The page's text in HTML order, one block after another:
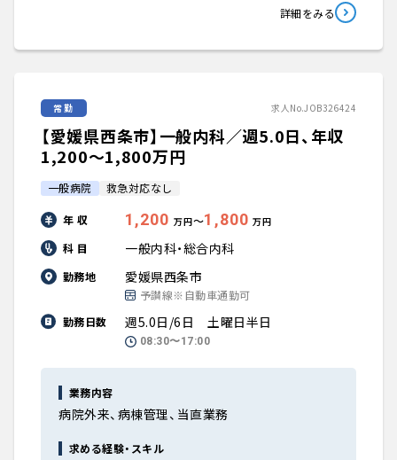
詳細をみる
常勤 求人No.JOB326424
【愛媛県西条市】一般内科／週5.0日、年収
1,200〜1,800万円
一般病院 救急対応なし
年 収 1,200 万円〜1,800 万円
科 目 一般内科・総合内科
勤務地 愛媛県西条市
予讃線※自動車通勤可
勤務日数
週5.0日/6日 土曜日半日
08:30〜17:00
業務内容
病院外来、病棟管理、当直業務
求める経験・スキル